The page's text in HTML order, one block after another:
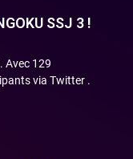
SSJ 3 !
Avec 129
via Twitter .